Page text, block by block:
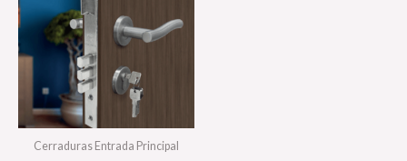
Cerraduras Entrada Principal